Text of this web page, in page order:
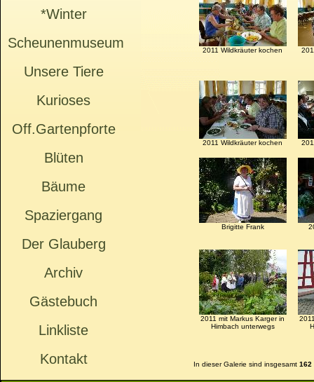
*Winter
Scheunenmuseum
Unsere Tiere
Kurioses
Off.Gartenpforte
Blüten
Bäume
Spaziergang
Der Glauberg
Archiv
Gästebuch
Linkliste
Kontakt
2011 Wildkräuter kochen
2011 Wildkräuter kochen
Brigitte Frank
2011 mit Markus Karger in
Himbach unterwegs
In dieser Galerie sind insgesamt